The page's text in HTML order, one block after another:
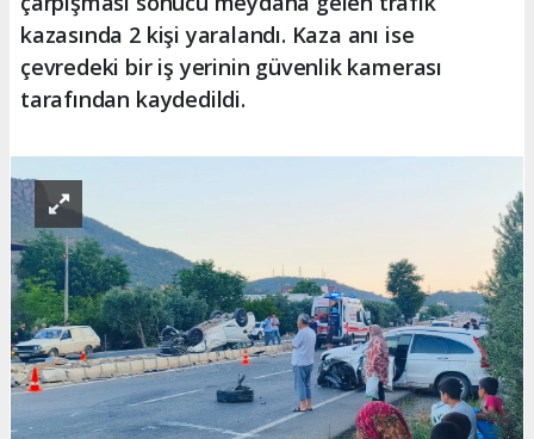
kazasında 2 kişi yaralandı. Kaza anı ise
çevredeki bir iş yerinin güvenlik kamerası
tarafından kaydedildi.